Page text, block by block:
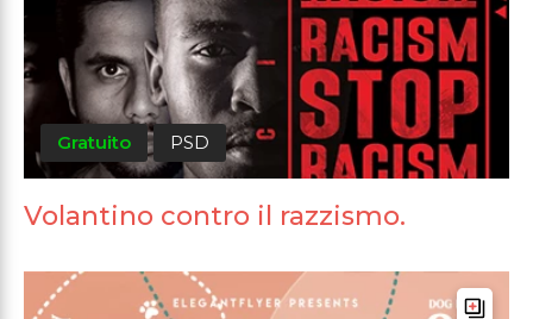
Gratuito PSD
Volantino contro il razzismo.